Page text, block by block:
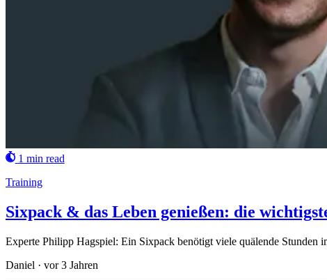
1 min read
Training
Sixpack & das Leben genießen: die
Experte Philipp Hagspiel: Ein Sixpack benötigt viele quälende
Daniel · vor 3 Jahren